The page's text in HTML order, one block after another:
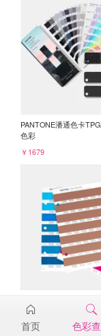
PANTONE潘通色卡
色彩
￥1679
18-1343TPG
￥98
首页 色彩